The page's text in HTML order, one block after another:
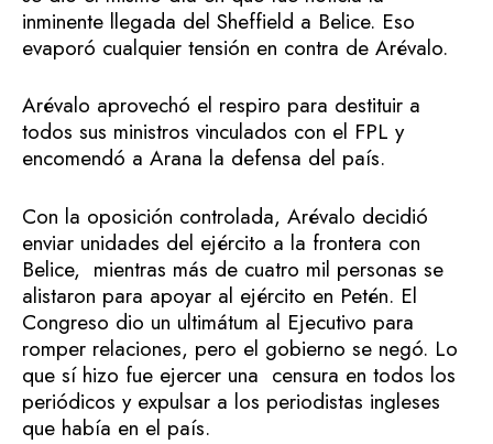
inminente llegada del Sheffield a Belice. Eso
evaporó cualquier tensión en contra de Arévalo.
Arévalo aprovechó el respiro para destituir a
todos sus ministros vinculados con el FPL y
encomendó a Arana la defensa del país.
Con la oposición controlada, Arévalo decidió
enviar unidades del ejército a la frontera con
Belice, mientras más de cuatro mil personas se
alistaron para apoyar al ejército en Petén. El
Congreso dio un ultimátum al Ejecutivo para
romper relaciones, pero el gobierno se negó. Lo
que sí hizo fue ejercer una censura en todos los
periódicos y expulsar a los periodistas ingleses
que había en el país.